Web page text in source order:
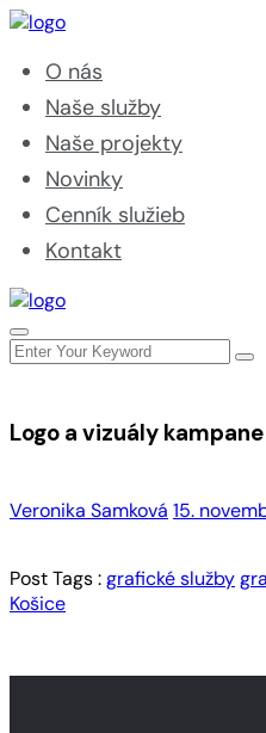
O nás
Naše služby
Naše projekty
Novinky
Cenník služieb
Kontakt
Veronika Samková 15.
Logo a vizuály
Post Tags :grafické služby
Košice